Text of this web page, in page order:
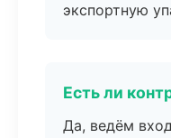
экспортную
Есть ли
Да, ведём